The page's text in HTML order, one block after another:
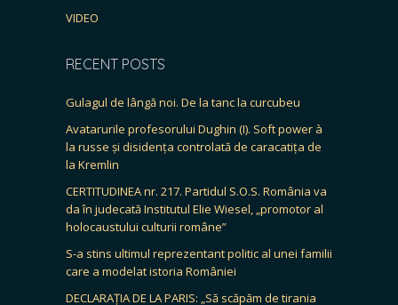
VIDEO
RECENT POSTS
Gulagul de lângă noi. De la tanc la curcubeu
Avatarurile profesorului Dughin (I). Soft power à
la russe și disidența controlată de caracatița de
la Kremlin
CERTITUDINEA nr. 217. Partidul S.O.S. România va
da în judecată Institutul Elie Wiesel, „promotor al
holocaustului culturii române”
S-a stins ultimul reprezentant politic al unei familii
care a modelat istoria României
DECLARAȚIA DE LA PARIS: „Să scăpăm de tirania